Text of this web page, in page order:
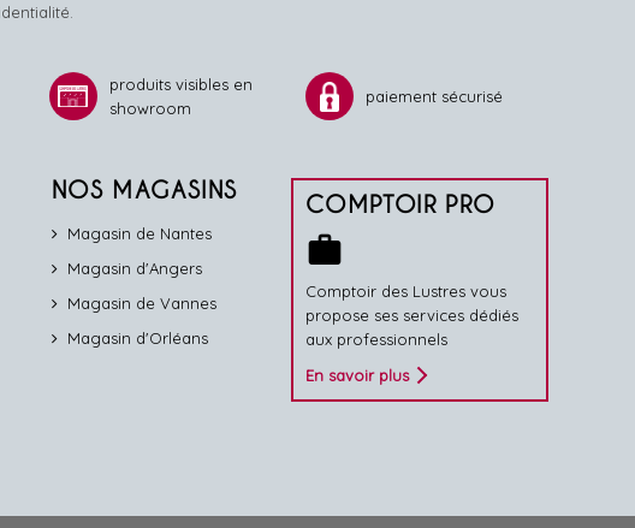
produits visibles en
showroom
paiement sécurisé
NOS MAGASINS
Magasin de Nantes
Magasin d'Angers
Magasin de Vannes
Magasin d'Orléans
COMPTOIR PRO
work
Comptoir des Lustres vous
propose ses services dédiés
aux professionnels
En savoir plus